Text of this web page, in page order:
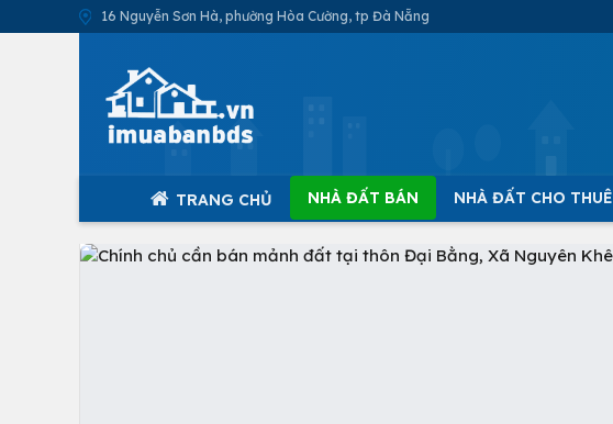
16 Nguyễn Sơn Hà, phường Hòa Cường, tp Đà Nẵng
TRANG CHỦ NHÀ ĐẤT BÁN NHÀ ĐẤT CHO THUÊ